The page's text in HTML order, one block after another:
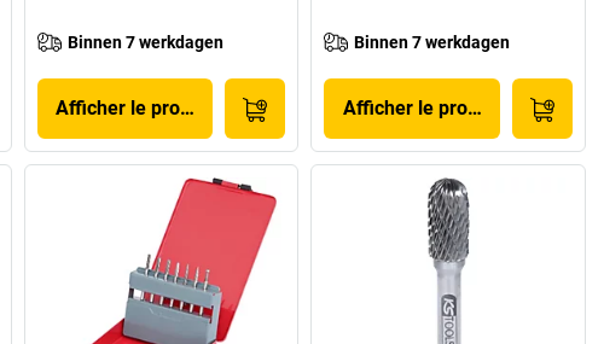
Binnen 7 werkdagen
Afficher le produit
Binnen 7 werkdagen
Afficher le produit